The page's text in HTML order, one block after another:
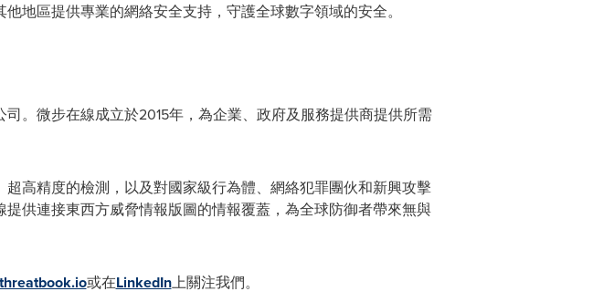
地區提供專業的網絡安全支持，守護全球數字領域的安全。
。 微步在線成立於2015年，為企業、政府及服務提供商提供所需
超高精度的檢測，以及對國家級行為體、網絡犯罪團伙和新興攻擊
提供連接東西方威脅情報版圖的情報覆蓋，為全球防御者帶來無與
或在LinkedIn上關注我們。